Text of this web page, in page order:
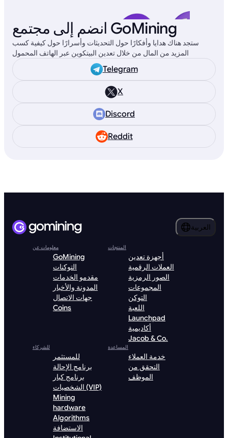
انضم إلى مجتمع GoMining
ستجد هناك هدايا وأفكارًا حول التحديثات وأسرارًا حول كيفية كسب
المزيد من المال من خلال تعدين البيتكوين عبر الهاتف المحمول
Telegram
X
Discord
Reddit
العربية
معلومات عن
GoMining
التوكنات
مقدمو الخدمات
المدونة والأخبار
جهات الاتصال
Coins
المنتجات
أجهزة تعدين
العملات الرقمية
الصور الرمزية
المجموعات
التوكن
اللعبة
Launchpad
أكاديمية
Jacob & Co.
للشركاء
للمستثمر
برنامج الإحالة
برنامج كبار
الشخصيات (VIP)
Mining
hardware
Algorithms
الاستضافة
المساعدة
خدمة العملاء
التحقق من
الموظف